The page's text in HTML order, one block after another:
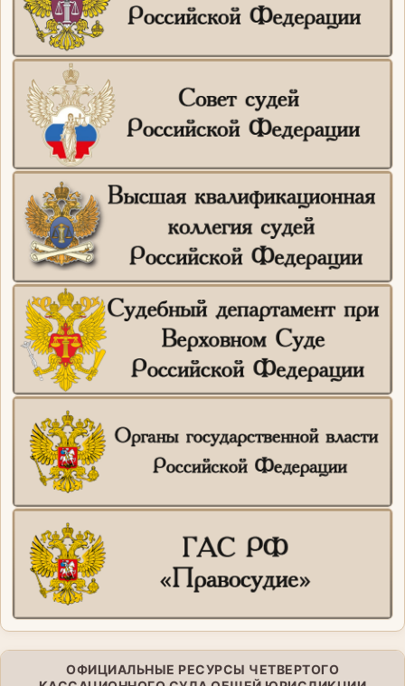
ОФИЦИАЛЬНЫЕ РЕСУРСЫ ЧЕТВЕРТОГО